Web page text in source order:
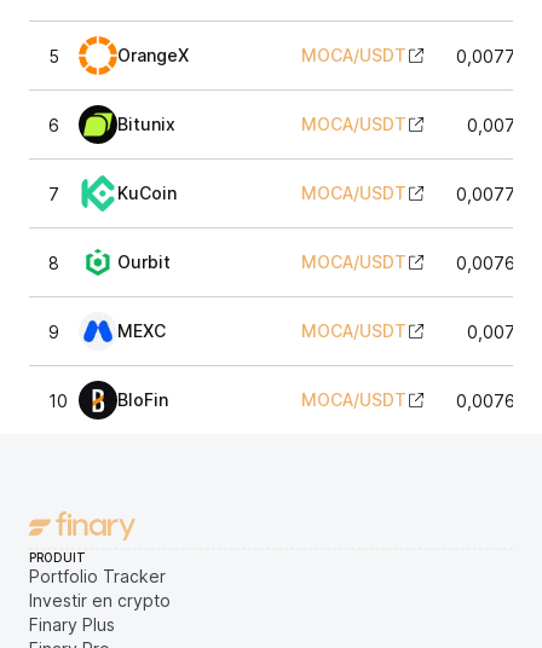
5 OrangeX MOCA/USDT
6 Bitunix MOCA/USDT
7 KuCoin MOCA/USDT
8 Ourbit MOCA/USDT
9 MEXC MOCA/USDT
10 BloFin MOCA/USDT
PRODUIT
Portfolio Tracker
Investir en crypto
Finary Plus